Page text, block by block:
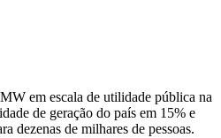
em escala de utilidade pública na
de geração do país em 15% e
dezenas de milhares de pessoas.